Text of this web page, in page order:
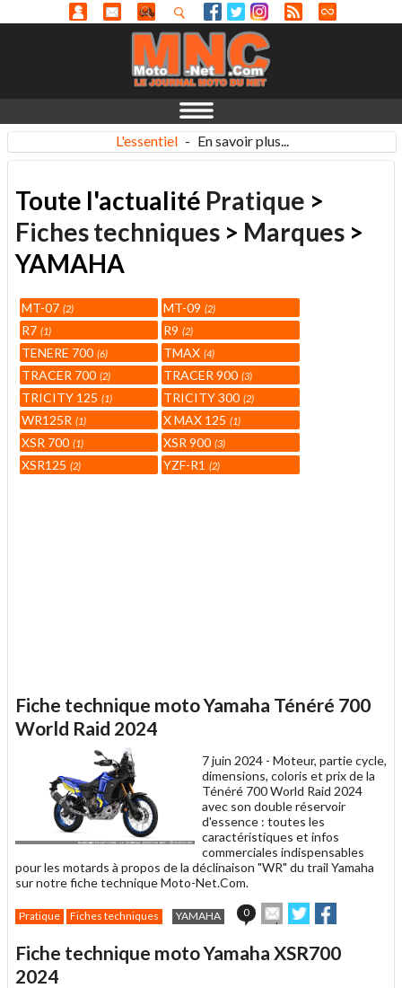
L'essentiel - En savoir plus...
Toute l'actualité Pratique >
Fiches techniques > Marques >
YAMAHA
MT-07 2 MT-09 2
R7 1 R9 2
TENERE 700 6 TMAX 4
TRACER 700 2 TRACER 900 3
TRICITY 125 1 TRICITY 300 2
WR125R 1 X MAX 125 1
XSR 700 1 XSR 900 3
XSR125 2 YZF-R1 2
Fiche technique moto Yamaha Ténéré 700
World Raid 2024
7 juin 2024 - Moteur, partie cycle,
dimensions, coloris et prix de la
Ténéré 700 World Raid 2024
avec son double réservoir
d'essence : toutes les
caractéristiques et infos
commerciales indispensables
pour les motards à propos de la déclinaison "WR" du trail Yamaha
sur notre fiche technique Moto-Net.Com.
Pratique Fiches techniques YAMAHA 0
Envoyer
cet
à
Partager
sur sur
Fiche technique moto Yamaha XSR700
2024